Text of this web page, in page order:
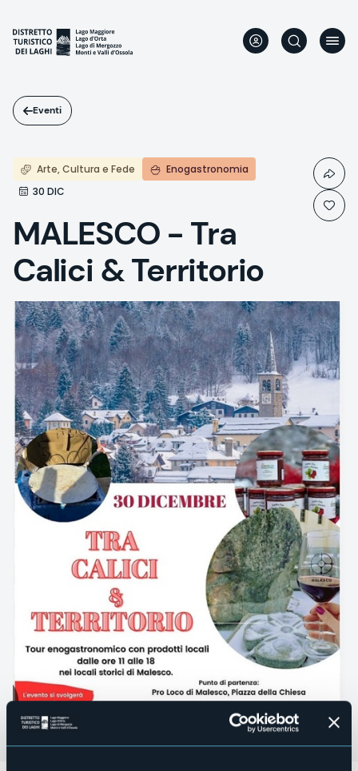
contenuto
principale
Eventi
Arte, Cultura e Fede
Enogastronomia
30 DIC
MALESCO - Tra
Calici & Territorio